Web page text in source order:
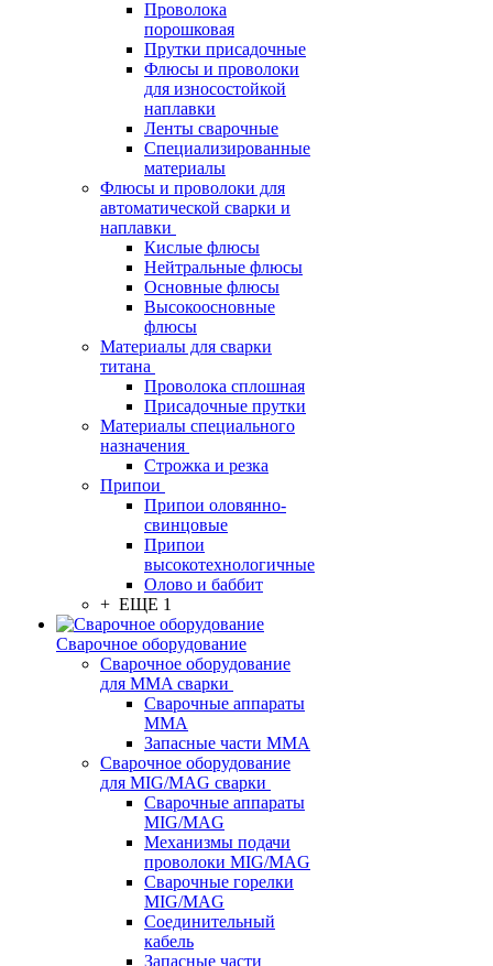
Проволока
порошковая
Прутки присадочные
Флюсы и проволоки
для износостойкой
наплавки
Ленты сварочные
Специализированные
материалы
Флюсы и проволоки для
автоматической сварки и
наплавки
Кислые флюсы
Нейтральные флюсы
Основные флюсы
Высокоосновные
флюсы
Материалы для сварки
титана
Проволока сплошная
Присадочные прутки
Материалы специального
назначения
Строжка и резка
Припои
Припои оловянно-
свинцовые
Припои
высокотехнологичные
Олово и баббит
+ ЕЩЕ 1
Сварочное оборудование
Сварочное оборудование
для MMA сварки
Сварочные аппараты
MMA
Запасные части MMA
Сварочное оборудование
для MIG/MAG сварки
Сварочные аппараты
MIG/MAG
Механизмы подачи
проволоки MIG/MAG
Сварочные горелки
MIG/MAG
Соединительный
кабель
Запасные части